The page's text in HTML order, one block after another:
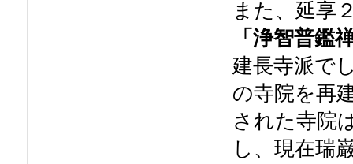
また、延享
「浄智普鑑
建長寺派で
の寺院を再
された寺院
し、現在瑞